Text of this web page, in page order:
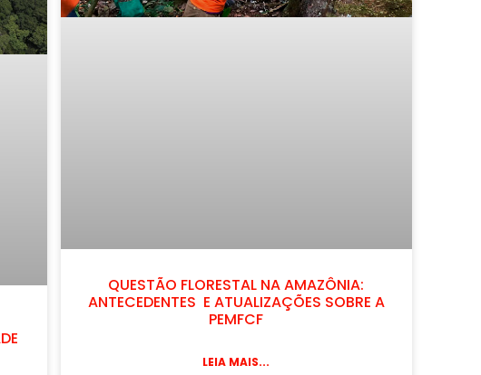
QUESTÃO FLORESTAL NA AMAZÔNIA:
ANTECEDENTES E ATUALIZAÇÕES SOBRE A
PEMFCF
LEIA MAIS...